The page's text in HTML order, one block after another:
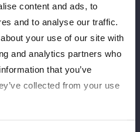
content and ads, to
and to analyse our traffic.
your use of our site with
and analytics partners who
that you’ve
collected from your use
沙弥＆ビー・プレストリー＆吏
くらと玖麗さやかかの「さくら
査定がスタートする。また、さ